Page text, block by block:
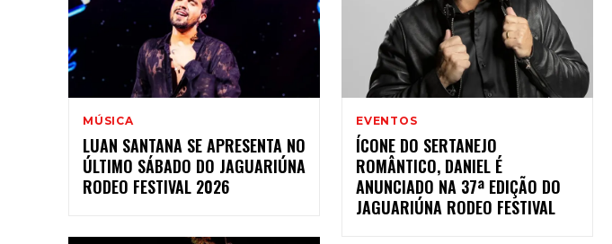
MÚSICA
LUAN SANTANA SE APRESENTA NO
ÚLTIMO SÁBADO DO JAGUARIÚNA
RODEO FESTIVAL 2026
EVENTOS
ÍCONE DO SERTANEJO
ROMÂNTICO, DANIEL É
ANUNCIADO NA 37ª EDIÇÃO DO
JAGUARIÚNA RODEO FESTIVAL